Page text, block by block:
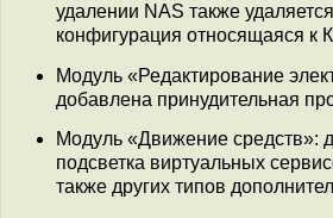
удалении NAS также
конфигурация относящаяся к
Модуль «Редактирование
добавлена принудительная
Модуль «Движение средств»:
подсветка виртуальных
также других типов